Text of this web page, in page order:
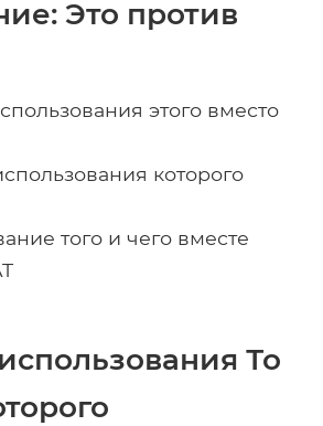
Это против
этого вместо
которого
того и чего вместе
То